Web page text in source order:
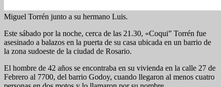
Miguel Torrén junto a su hermano Luis.
Este sábado por la noche, cerca de las 21.30, «Coqui” Torrén fue
asesinado a balazos en la puerta de su casa ubicada en un barrio de
la zona sudoeste de la ciudad de Rosario.
El hombre de 42 años se encontraba en su vivienda en la calle 27 de
Febrero al 7700, del barrio Godoy, cuando llegaron al menos cuatro